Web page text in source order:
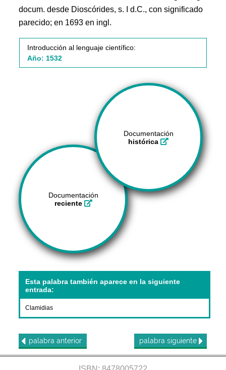
docum. desde Dioscórides, s. I d.C., con significado
parecido; en 1693 en ingl.
Introducción al lenguaje científico:
Año: 1532
Documentación
histórica
Documentación
reciente
Esta palabra también aparece en la siguiente
entrada:
Clamidias
palabra anterior palabra siguiente